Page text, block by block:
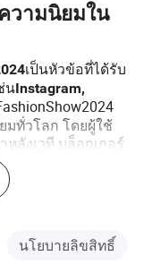
วามนิยมใน
เป็นหัวข้อที่ได้รับ
นInstagram,
มทั่วโลก โดยผู้ใช้
ลังเวที บล็อกเกอร์
พิ่มการปรากฏตัว
ได้เสนอราย
บันเทิงได้เน้นการ
นโยบายลิขสิทธิ์